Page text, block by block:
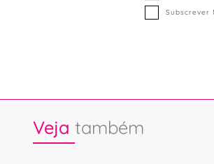
Subscrever
Veja também